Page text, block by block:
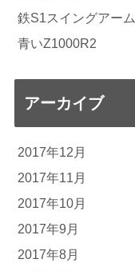
鉄S1スイングアーム
青いZ1000R2
アーカイブ
2017年12月
2017年11月
2017年10月
2017年9月
2017年8月